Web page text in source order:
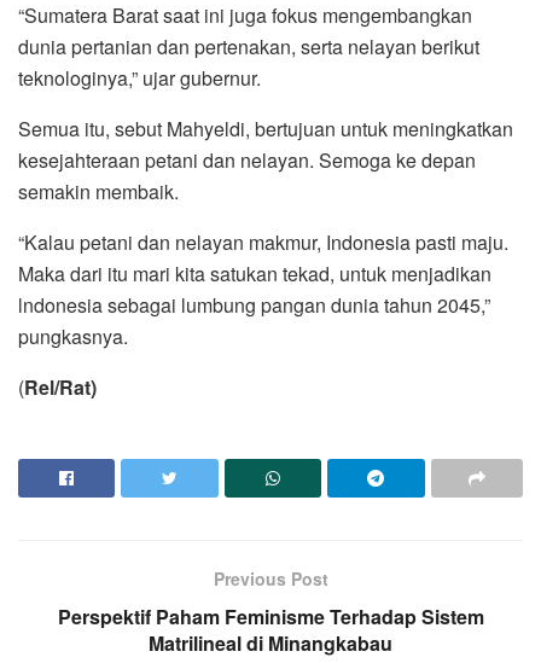
“Sumatera Barat saat ini juga fokus mengembangkan
dunia pertanian dan pertenakan, serta nelayan berikut
teknologinya,” ujar gubernur.
Semua itu, sebut Mahyeldi, bertujuan untuk meningkatkan
kesejahteraan petani dan nelayan. Semoga ke depan
semakin membaik.
“Kalau petani dan nelayan makmur, Indonesia pasti maju.
Maka dari itu mari kita satukan tekad, untuk menjadikan
lndonesia sebagai lumbung pangan dunia tahun 2045,”
pungkasnya.
(Rel/Rat)
Previous Post
Perspektif Paham Feminisme Terhadap Sistem
Matrilineal di Minangkabau